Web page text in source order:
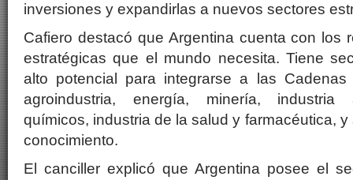
inversiones y expandirlas a nuevos sectores
Cafiero destacó que Argentina cuenta con los
estratégicas que el mundo necesita. Tiene
alto potencial para integrarse a las
agroindustria, energía, minería, industria
químicos, industria de la salud y farmacéutica,
conocimiento.
El canciller explicó que Argentina posee el